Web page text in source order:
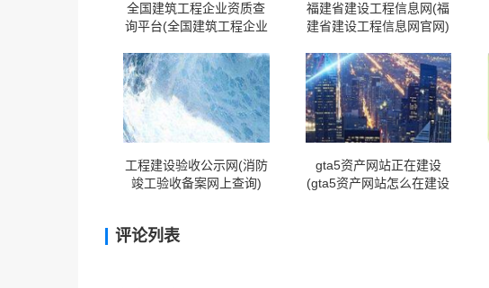
全国建筑工程企业资质查
询平台(全国建筑工程企业
福建省建设工程信息网(福
建省建设工程信息网官网)
工程建设验收公示网(消防
竣工验收备案网上查询)
gta5资产网站正在建设
(gta5资产网站怎么在建设
评论列表